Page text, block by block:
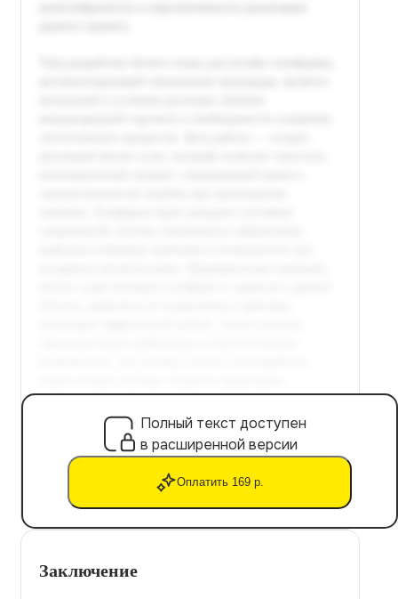
Полный текст доступен
в расширенной версии
Оплатить 169 р.
Заключение